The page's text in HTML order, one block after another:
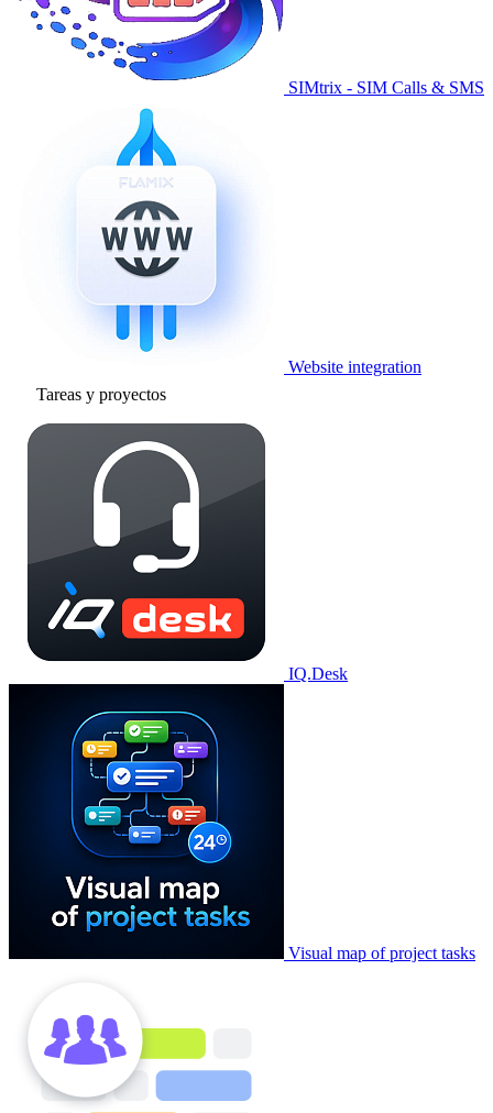
SIMtrix - SIM Calls & SMS
Website integration
Tareas y proyectos
IQ.Desk
Visual map of project tasks